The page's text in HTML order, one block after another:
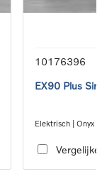
10176396
EX90 Plus
Elektrisch | Onyx